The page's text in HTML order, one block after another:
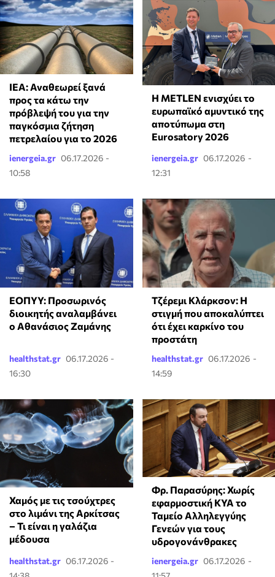
ΙΕΑ: Αναθεωρεί ξανά
προς τα κάτω την
πρόβλεψή του για την
παγκόσμια ζήτηση
πετρελαίου για το 2026
ienergeia.gr 06.17.2026 -
10:58
Η METLEN ενισχύει το
ευρωπαϊκό αμυντικό της
αποτύπωμα στη
Eurosatory 2026
ienergeia.gr 06.17.2026 -
12:31
ΕΟΠΥΥ: Προσωρινός
διοικητής αναλαμβάνει
ο Αθανάσιος Ζαμάνης
healthstat.gr 06.17.2026 -
16:30
Τζέρεμι Κλάρκσον: Η
στιγμή που αποκαλύπτει
ότι έχει καρκίνο του
προστάτη
healthstat.gr 06.17.2026 -
14:59
Χαμός με τις τσούχτρες
στο λιμάνι της Αρκίτσας
– Τι είναι η γαλάζια
μέδουσα
healthstat.gr 06.17.2026 -
Φρ. Παρασύρης: Χωρίς
εφαρμοστική ΚΥΑ το
Ταμείο Αλληλεγγύης
Γενεών για τους
υδρογονάνθρακες
ienergeia.gr 06.17.2026 -